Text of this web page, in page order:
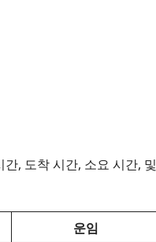
, 도착 시간, 소요 시간, 및
운임